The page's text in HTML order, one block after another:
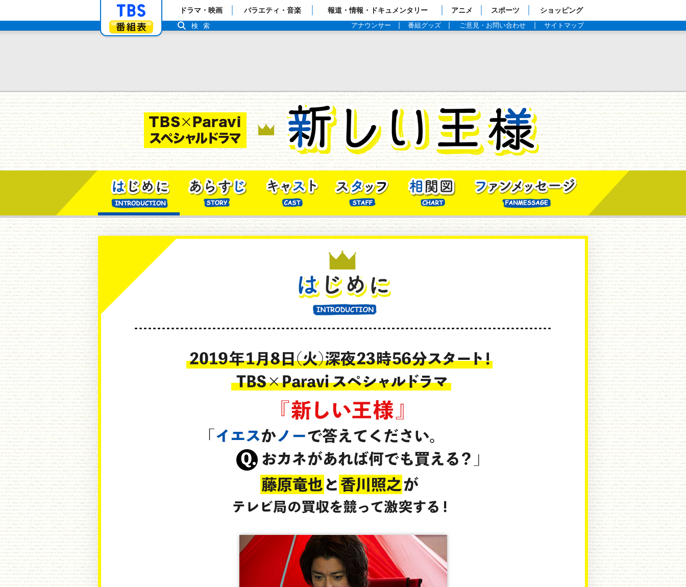
「TBSテレビ」トップページ
番組表
ドラマ・映画 バラエティ・音楽 報道・情報・ドキュメンタリー アニメ スポーツ ショッピング
アナウンサー 番組グッズ ご意見・お問い合わせ サイトマップ
検索